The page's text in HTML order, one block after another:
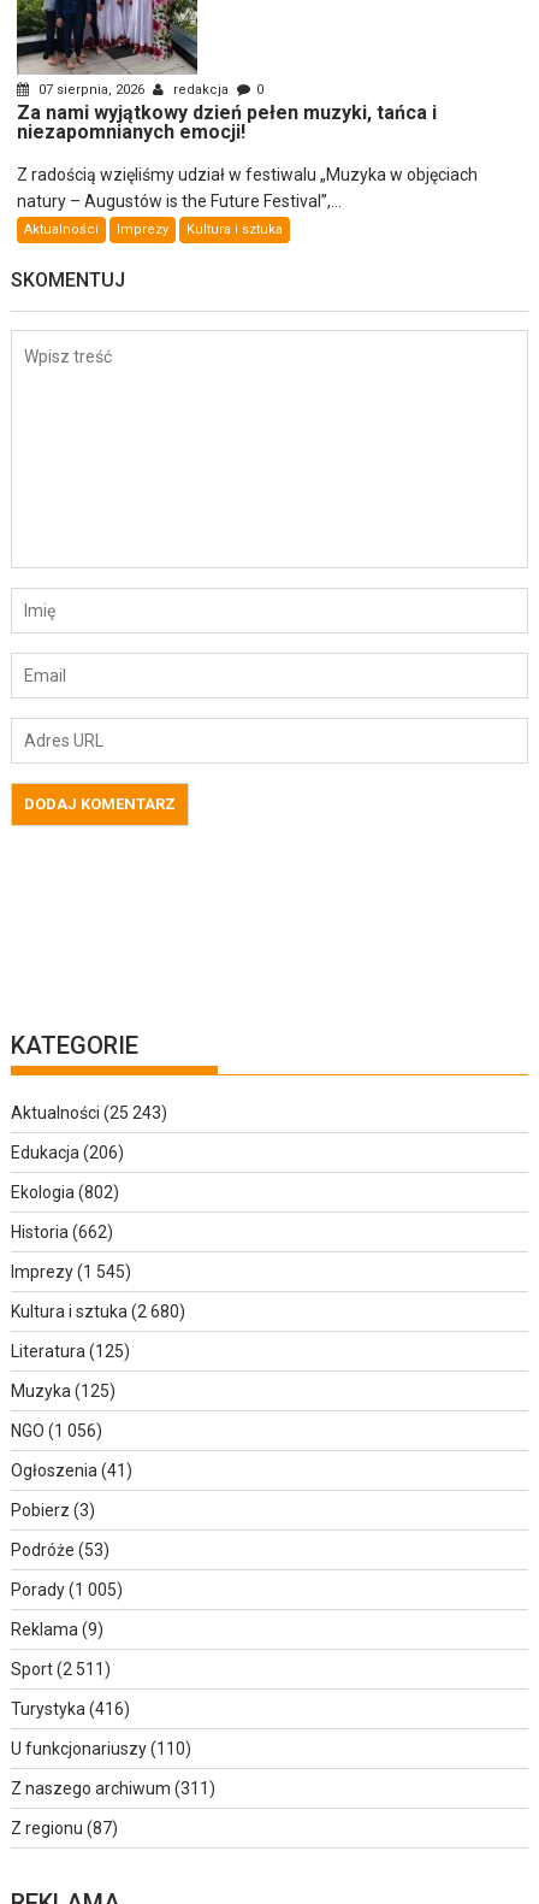
07 sierpnia, 2026 redakcja 0
Za nami wyjątkowy dzień pełen muzyki, tańca i
niezapomnianych emocji!
Z radością wzięliśmy udział w festiwalu „Muzyka w objęciach
natury – Augustów is the Future Festival”,...
Aktualności Imprezy Kultura i sztuka
SKOMENTUJ
KATEGORIE
Aktualności (25 243)
Edukacja(206)
Ekologia(802)
Historia(662)
Imprezy(1 545)
Kultura i sztuka(2 680)
Literatura(125)
Muzyka(125)
NGO (1 056)
Ogłoszenia(41)
Pobierz (3)
Podróże (53)
Porady(1 005)
Reklama(9)
Sport(2 511)
Turystyka(416)
U funkcjonariuszy(110)
Z naszego archiwum (311)
Z regionu (87)